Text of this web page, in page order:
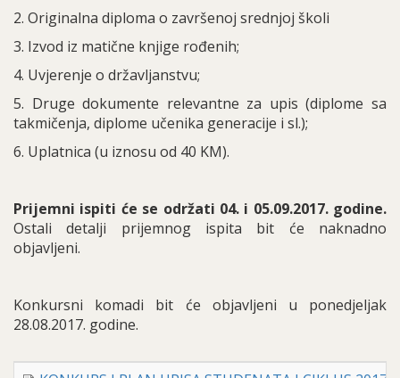
2. Originalna diploma o završenoj srednjoj školi
3. Izvod iz matične knjige rođenih;
4. Uvjerenje o državljanstvu;
5. Druge dokumente relevantne za upis (diplome sa
takmičenja, diplome učenika generacije i sl.);
6. Uplatnica (u iznosu od 40 KM).
Prijemni ispiti će se održati 04. i 05.09.2017. godine.
Ostali detalji prijemnog ispita bit će naknadno
objavljeni.
Konkursni komadi bit će objavljeni u ponedjeljak
28.08.2017. godine.